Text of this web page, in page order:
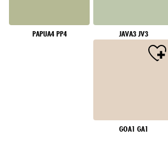
PAPUA4 PP4 JAVA3 JV3
GOA1 GA1